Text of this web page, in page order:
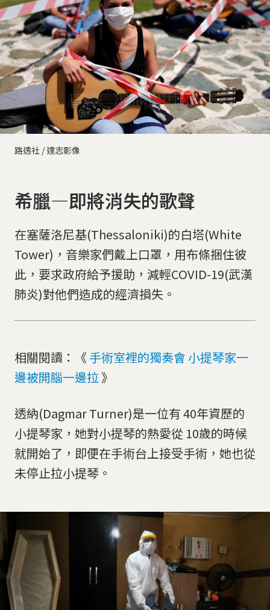
路透社 / 達志影像
希臘—即將消失的歌聲
在塞薩洛尼基(Thessaloniki)的白塔(White
Tower)，音樂家們戴上口罩，用布條捆住彼
此，要求政府給予援助，減輕COVID-19(武漢
肺炎)對他們造成的經濟損失。
相關閱讀：《 手術室裡的獨奏會 小提琴家一
邊被開腦一邊拉》
透納(Dagmar Turner)是一位有 40年資歷的
小提琴家，她對小提琴的熱愛從 10歲的時候
就開始了，即便在手術台上接受手術，她也從
未停止拉小提琴。